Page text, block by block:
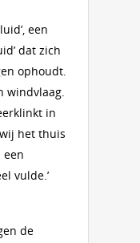
een
dat zich
ophoudt.
windvlaag.
in
het thuis
een
vulde.’
de